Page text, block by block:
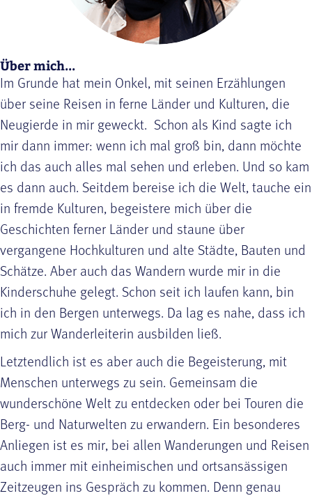
Über mich...
Im Grunde hat mein Onkel, mit seinen Erzählungen
über seine Reisen in ferne Länder und Kulturen, die
Neugierde in mir geweckt. Schon als Kind sagte ich
mir dann immer: wenn ich mal groß bin, dann möchte
ich das auch alles mal sehen und erleben. Und so kam
es dann auch. Seitdem bereise ich die Welt, tauche ein
in fremde Kulturen, begeistere mich über die
Geschichten ferner Länder und staune über
vergangene Hochkulturen und alte Städte, Bauten und
Schätze. Aber auch das Wandern wurde mir in die
Kinderschuhe gelegt. Schon seit ich laufen kann, bin
ich in den Bergen unterwegs. Da lag es nahe, dass ich
mich zur Wanderleiterin ausbilden ließ.
Letztendlich ist es aber auch die Begeisterung, mit
Menschen unterwegs zu sein. Gemeinsam die
wunderschöne Welt zu entdecken oder bei Touren die
Berg- und Naturwelten zu erwandern. Ein besonderes
Anliegen ist es mir, bei allen Wanderungen und Reisen
auch immer mit einheimischen und ortsansässigen
Zeitzeugen ins Gespräch zu kommen. Denn genau